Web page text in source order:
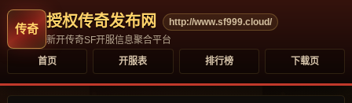
授权传奇发布网
http://www.sf999.cloud/
新开传奇SF开服信息聚合平台
首页
开服表 排行榜 下载页